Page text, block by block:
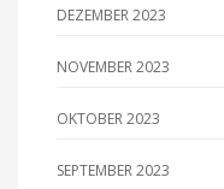
DEZEMBER 2023
NOVEMBER 2023
OKTOBER 2023
SEPTEMBER 2023